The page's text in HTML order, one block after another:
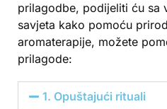
prilagodbe, podijeliti ću sa
savjeta kako pomoću
aromaterapije, možete
prilagode:
1. Opuštajući rituali